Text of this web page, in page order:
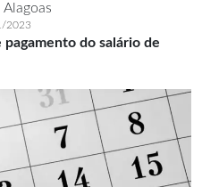
Alagoas
2023
do salário de